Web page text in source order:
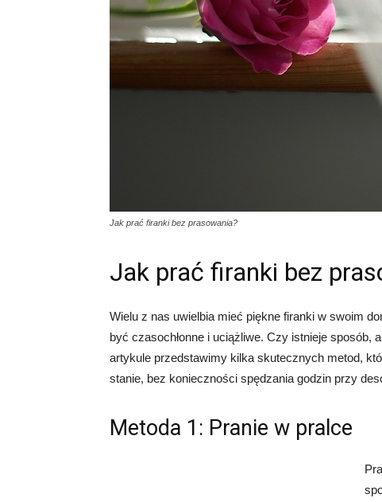
Jak prać firanki bez prasowania?
Jak prać firanki bez
Wielu z nas uwielbia mieć piękne firanki w swoim
być czasochłonne i uciążliwe. Czy istnieje
artykule przedstawimy kilka skutecznych metod,
stanie, bez konieczności spędzania godzin przy
Metoda 1: Pranie w pralce